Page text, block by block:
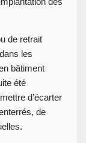
de retrait
les
bâtiment
été
d’écarter
de